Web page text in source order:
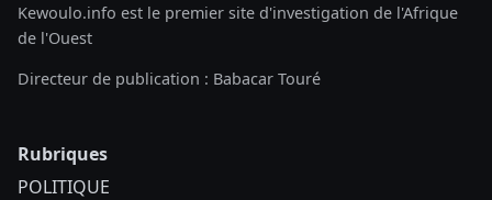
Kewoulo.info est le premier site d'investigation de l'Afrique
de l'Ouest
Directeur de publication : Babacar Touré
Rubriques
POLITIQUE